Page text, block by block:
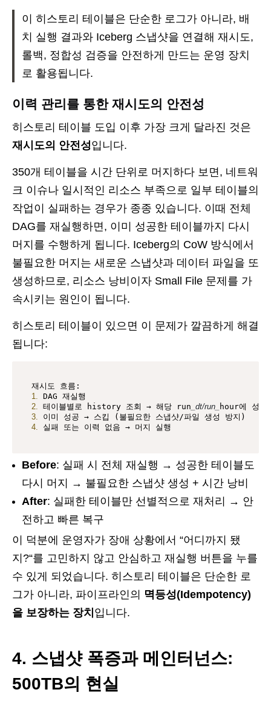
이 히스토리 테이블은 단순한 로그가 아니라, 배
치 실행 결과와 Iceberg 스냅샷을 연결해 재시도,
롤백, 정합성 검증을 안전하게 만드는 운영 장치
로 활용됩니다.
이력 관리를 통한 재시도의 안전성
히스토리 테이블 도입 이후 가장 크게 달라진 것은
재시도의 안전성입니다.
350개 테이블을 시간 단위로 머지하다 보면, 네트워
크 이슈나 일시적인 리소스 부족으로 일부 테이블의
작업이 실패하는 경우가 종종 있습니다. 이때 전체
DAG를 재실행하면, 이미 성공한 테이블까지 다시
머지를 수행하게 됩니다. Iceberg의 CoW 방식에서
불필요한 머지는 새로운 스냅샷과 데이터 파일을 또
생성하므로, 리소스 낭비이자 Small File 문제를 가
속시키는 원인이 됩니다.
히스토리 테이블이 있으면 이 문제가 깔끔하게 해결
됩니다:
1.
2.
테이블별로 history 조회 → 해당 run _dt/run_
3.
4.
실패 또는 이력 없음 → 머지 실행
Before: 실패 시 전체 재실행 → 성공한 테이블도
다시 머지 → 불필요한 스냅샷 생성 + 시간 낭비
After: 실패한 테이블만 선별적으로 재처리 → 안
전하고 빠른 복구
이 덕분에 운영자가 장애 상황에서 “어디까지 됐
지?“를 고민하지 않고 안심하고 재실행 버튼을 누를
수 있게 되었습니다. 히스토리 테이블은 단순한 로
그가 아니라, 파이프라인의 멱등성(Idempotency)
을 보장하는 장치 입니다.
4. 스냅샷 폭증과 메인터넌스:
500TB의 현실